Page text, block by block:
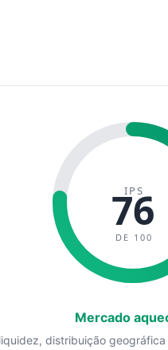
IPS
76
DE 100
Mercado
distribuição